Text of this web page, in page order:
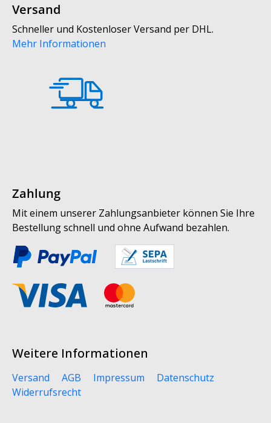
Versand
Schneller und Kostenloser Versand per DHL.
Mehr Informationen
Zahlung
Mit einem unserer Zahlungsanbieter können Sie Ihre
Bestellung schnell und ohne Aufwand bezahlen.
Weitere Informationen
Versand AGB Impressum
Datenschutz
Widerrufsrecht